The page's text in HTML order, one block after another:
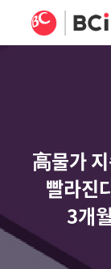
BCIF
高물가
빨라진
3개